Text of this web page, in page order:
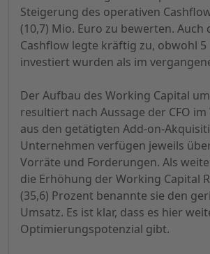
Steigerung des operativen
(10,7) Mio. Euro zu bewerten. Auch
Cashflow legte kräftig zu, obwohl
investiert wurden als im
Der Aufbau des Working Capital
resultiert nach Aussage der CFO
aus den getätigten Add-on-
Unternehmen verfügen jeweils
Vorräte und Forderungen. Als
die Erhöhung der Working Capital
(35,6) Prozent benannte sie den
Umsatz. Es ist klar, dass es hier
Optimierungspotenzial gibt.